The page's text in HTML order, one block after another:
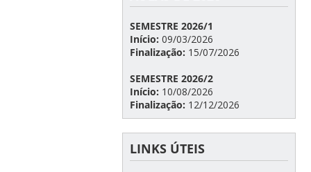
SEMESTRE 2026/1
Início: 09/03/2026
Finalização: 15/07/2026
SEMESTRE 2026/2
Início: 10/08/2026
Finalização: 12/12/2026
LINKS ÚTEIS